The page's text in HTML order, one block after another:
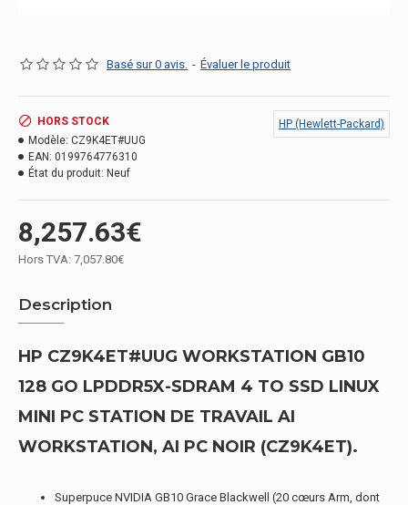
Basé sur 0 avis. - Évaluer le produit
8,257.63€
Hors TVA: 7,057.80€
HORS STOCK
Modèle: CZ9K4ET#UUG
EAN: 0199764776310
État du produit: Neuf
HP (Hewlett-Packard)
Description
HP CZ9K4ET#UUG WORKSTATION GB10
128 GO LPDDR5X-SDRAM 4 TO SSD LINUX
MINI PC STATION DE TRAVAIL AI
WORKSTATION, AI PC NOIR (CZ9K4ET).
Superpuce NVIDIA GB10 Grace Blackwell (20 cœurs Arm, dont